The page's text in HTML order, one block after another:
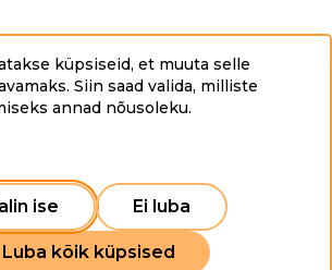
Arengu Instituut www.tai.ee.
küpsiseid, et muuta selle
Siin saad valida, milliste
annad nõusoleku.
ise Ei luba
Luba kõik küpsised